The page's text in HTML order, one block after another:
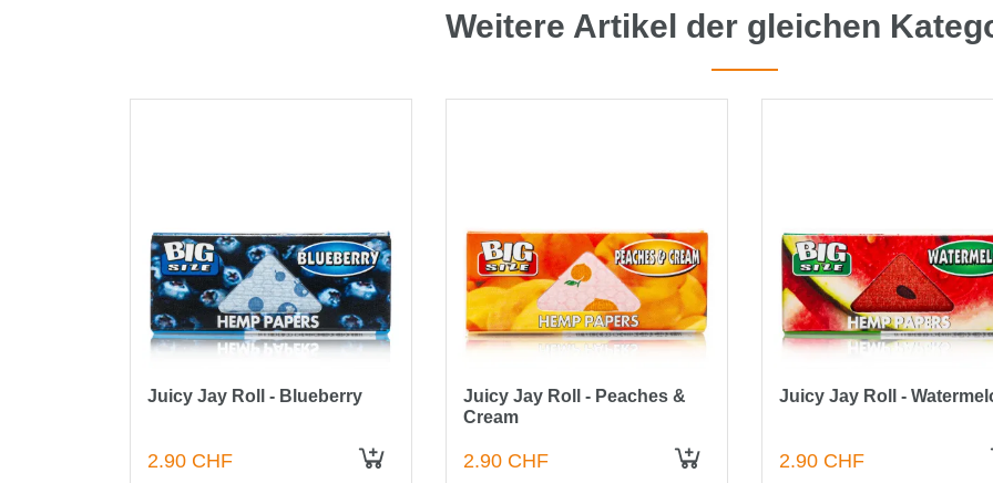
Weitere Artikel der gleichen
Juicy Jay Roll - Blueberry
2.90 CHF
Juicy Jay Roll - Peaches &
Cream
2.90 CHF
Juicy Jay Roll -
2.90 CHF